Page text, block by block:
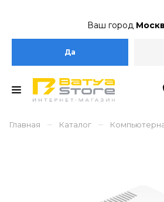
Ваш город
Да
Главная – Каталог –